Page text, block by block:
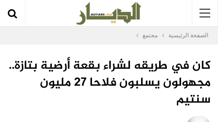
الصفحة الرئيسية مجتمع
كان في طريقه لشراء بقعة أرضية بتازة..
مجهولون يسلبون فلاحا 27 مليون
سنتيم